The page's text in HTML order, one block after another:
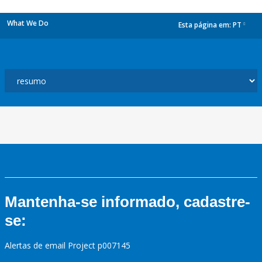
What We Do Esta página em: PT
Mantenha-se informado, cadastre-
se:
Alertas de email Project p007145